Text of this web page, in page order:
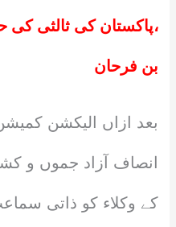
،پاکستان کی ثالثی
بن فرحان
بعد ازاں الیکشن
انصاف آزاد جموں و
کے وکلاء کو ذاتی